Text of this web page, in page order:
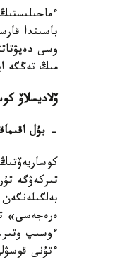
باسىندا
مىڭ تەڭگە
ۆلاديسلاۆ
- بۇل
تىركەۋگە
ەرەجەسى»
ءوسىپ
ءتۇنى